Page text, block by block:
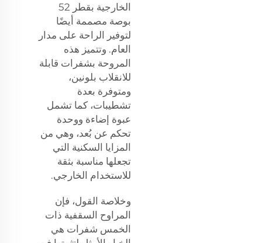
الخارجية بقطر 52
بوصة مصممة أيضًا
لتوفير الراحة على مدار
العام. وتتميز هذه
المروحة بشفرات قابلة
للانقلاب بلونين،
ومتوفرة بعدة
تشطيبات، كما تشمل
عبوة إضاءة ووحدة
تحكم عن بُعد، وهي من
المزايا السكنية التي
تجعلها مناسبة بثقة
للاستخدام الخارجي.
وخلاصة القول، فإن
المراوح السقفية ذات
الخمس شفرات هي